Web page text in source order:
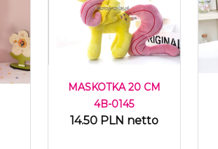
MASKOTKA 20 CM
4B-0145
14.50 PLN netto